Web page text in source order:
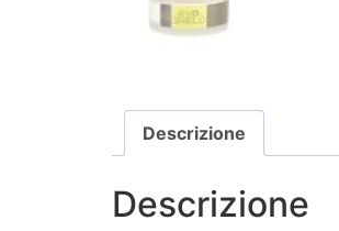
Descrizione
Descrizione